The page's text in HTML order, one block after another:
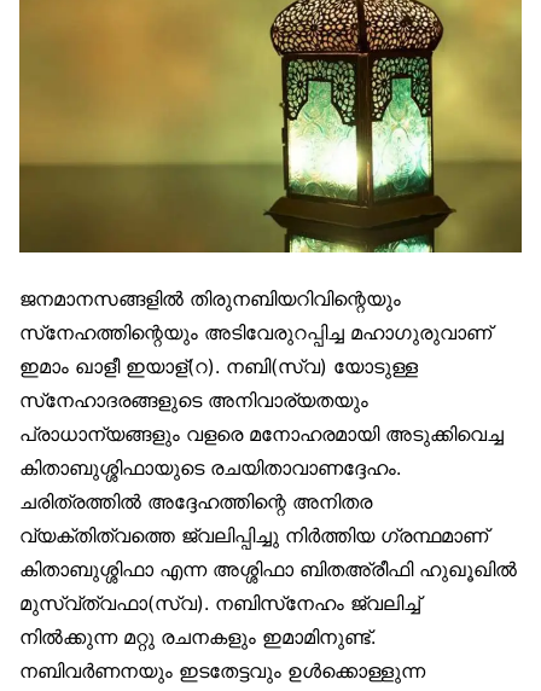
ജനമാനസങ്ങളിൽ തിരുനബിയറിവിന്റെയും
സ്‌നേഹത്തിന്റെയും അടിവേരുറപ്പിച്ച മഹാഗുരുവാണ്
ഇമാം ഖാളീ ഇയാള്(റ). നബി(സ്വ) യോടുള്ള
സ്‌നേഹാദരങ്ങളുടെ അനിവാര്യതയും
പ്രാധാന്യങ്ങളും വളരെ മനോഹരമായി അടുക്കിവെച്ച
കിതാബുശ്ശിഫായുടെ രചയിതാവാണദ്ദേഹം.
ചരിത്രത്തിൽ അദ്ദേഹത്തിന്റെ അനിതര
വ്യക്തിത്വത്തെ ജ്വലിപ്പിച്ചു നിർത്തിയ ഗ്രന്ഥമാണ്
കിതാബുശ്ശിഫാ എന്ന അശ്ശിഫാ ബിതഅ്‌രീഫി ഹുഖൂഖിൽ
മുസ്വ്ത്വഫാ(സ്വ). നബിസ്‌നേഹം ജ്വലിച്ച്
നിൽക്കുന്ന മറ്റു രചനകളും ഇമാമിനുണ്ട്.
നബിവർണനയും ഇടതേട്ടവും ഉൾക്കൊള്ളുന്ന